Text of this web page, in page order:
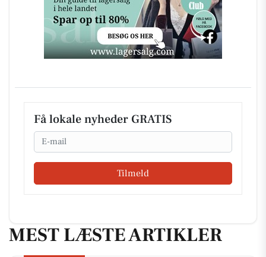
Få lokale nyheder GRATIS
Email
Tilmeld
MEST LÆSTE ARTIKLER